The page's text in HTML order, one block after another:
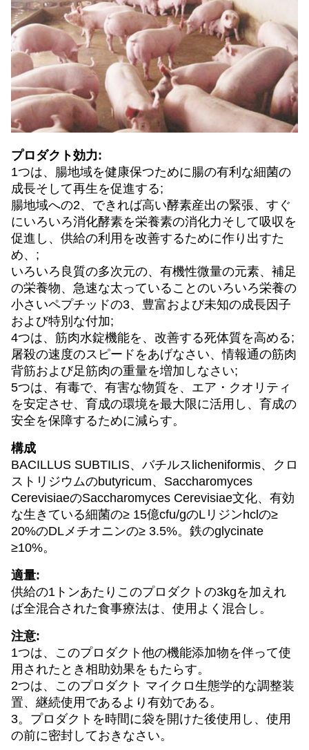
プロダクト効力:
1つは、腸地域を健康保つために腸の有利な細菌の
成長そして再生を促進する;
腸地域への2、できれば高い酵素産出の緊張、すぐ
にいろいろ消化酵素を栄養素の消化力そして吸収を
促進し、供給の利用を改善するために作り出すた
め、;
いろいろ良質の多次元の、有機性微量の元素、補足
の栄養物、急速な太っていることのいろいろ栄養の
小さいペプチッドの3、豊富および未知の成長因子
および特別な付加;
4つは、筋肉水錠機能を、改善する死体質を高める;
屠殺の速度のスピードをあげなさい、情報通の筋肉
背筋および足筋肉の重量を増加しなさい;
5つは、有毒で、有害な物質を、エア・クオリティ
を安定させ、育成の環境を最大限に活用し、育成の
安全を保障するために減らす。
構成
BACILLUS SUBTILIS、バチルスlicheniformis、クロ
ストリジウムのbutyricum、Saccharomyces
CerevisiaeのSaccharomyces Cerevisiae文化、有効
な生きている細菌の≥ 15億cfu/gのLリジンhclの≥
20%のDLメチオニンの≥ 3.5%。鉄のglycinate
≥10%。
適量:
供給の1トンあたりこのプロダクトの3kgを加えれ
ば全混合された食事療法は、使用よく混合し。
注意:
1つは、このプロダクト他の機能添加物を伴って使
用されたとき相助効果をもたらす。
2つは、このプロダクト マイクロ生態学的な調整装
置、継続使用であるより有効である。
3。プロダクトを時間に袋を開けた後使用し、使用
の前に密封しておきなさい。